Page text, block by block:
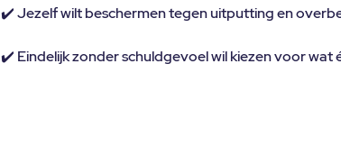
✔️ Jezelf wilt beschermen tegen uitputting en
✔️ Eindelijk zonder schuldgevoel wil kiezen voor wat